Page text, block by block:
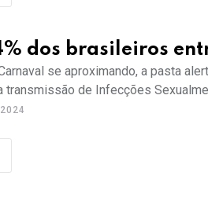
dos brasileiros
se aproximando, a pasta
transmissão de Infecções